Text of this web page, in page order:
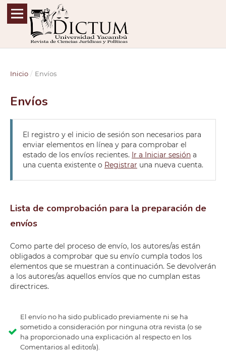
Inicio / Envíos
Envíos
El registro y el inicio de sesión son necesarios para
enviar elementos en línea y para comprobar el
estado de los envíos recientes. Ir a Iniciar sesióna
una cuenta existente o Registrar una nueva cuenta.
Lista de comprobación para la preparación de
envíos
Como parte del proceso de envío, los autores/as están
obligados a comprobar que su envío cumpla todos los
elementos que se muestran a continuación. Se devolverán
a los autores/as aquellos envíos que no cumplan estas
directrices.
El envío no ha sido publicado previamente ni se ha
sometido a consideración por ninguna otra revista (o se
ha proporcionado una explicación al respecto en los
Comentarios al editor/a).